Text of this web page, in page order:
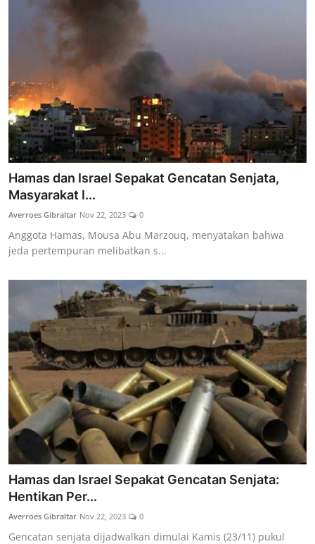
Hamas dan Israel Sepakat Gencatan Senjata,
Masyarakat I...
Averroes Gibraltar Nov 22, 2023 0
Anggota Hamas, Mousa Abu Marzouq, menyatakan bahwa
jeda pertempuran melibatkan s...
Hamas dan Israel Sepakat Gencatan Senjata:
Hentikan Per...
Averroes Gibraltar Nov 22, 2023 0
Gencatan senjata dijadwalkan dimulai Kamis (23/11) pukul